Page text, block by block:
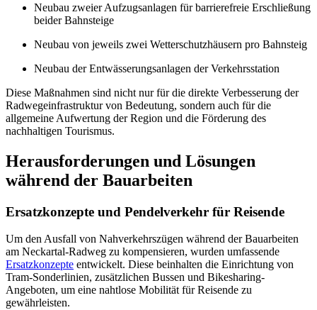
Neubau zweier Aufzugsanlagen für barrierefreie Erschließung
beider Bahnsteige
Neubau von jeweils zwei Wetterschutzhäusern pro Bahnsteig
Neubau der Entwässerungsanlagen der Verkehrsstation
Diese Maßnahmen sind nicht nur für die direkte Verbesserung der
Radwegeinfrastruktur von Bedeutung, sondern auch für die
allgemeine Aufwertung der Region und die Förderung des
nachhaltigen Tourismus.
Herausforderungen und Lösungen
während der Bauarbeiten
Ersatzkonzepte und Pendelverkehr für Reisende
Um den Ausfall von Nahverkehrszügen während der Bauarbeiten
am Neckartal-Radweg zu kompensieren, wurden umfassende
Ersatzkonzepte entwickelt. Diese beinhalten die Einrichtung von
Tram-Sonderlinien, zusätzlichen Bussen und Bikesharing-
Angeboten, um eine nahtlose Mobilität für Reisende zu
gewährleisten.